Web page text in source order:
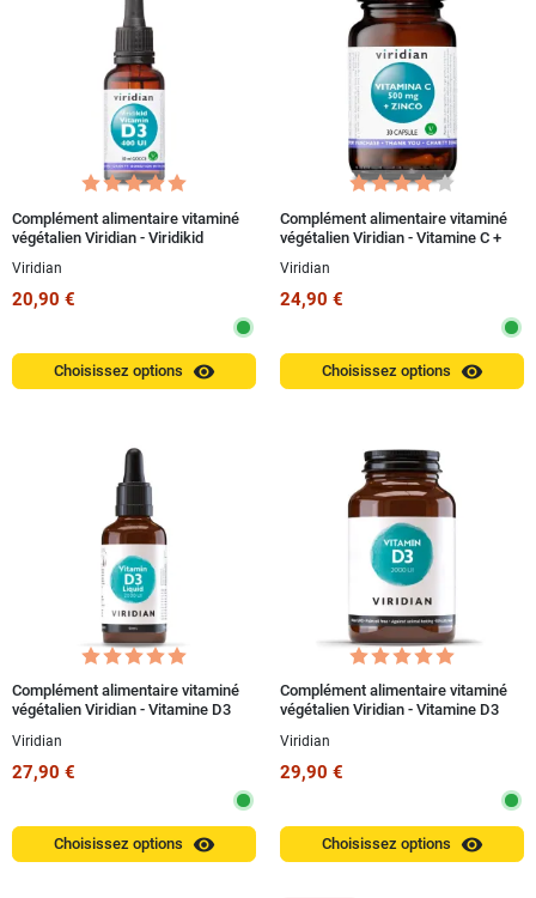
Complément alimentaire vitaminé
végétalien Viridian - Viridikid
Viridian
20,90 €
Choisissez options visibility
Complément alimentaire vitaminé
végétalien Viridian - Vitamine C +
Viridian
24,90 €
Choisissez options visibility
Complément alimentaire vitaminé
végétalien Viridian - Vitamine D3
Viridian
27,90 €
Choisissez options visibility
Complément alimentaire vitaminé
végétalien Viridian - Vitamine D3
Viridian
29,90 €
Choisissez options visibility